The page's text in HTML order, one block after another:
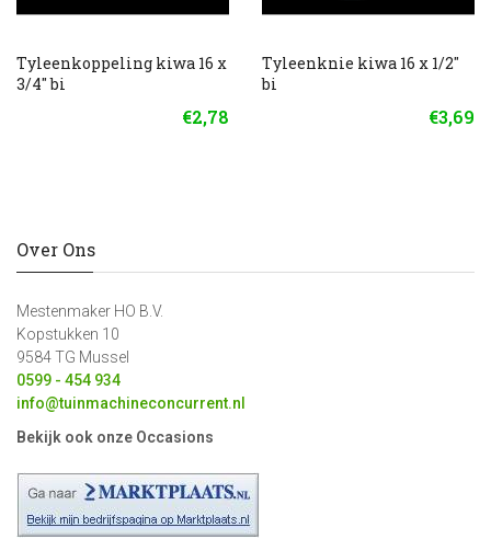
Tyleenkoppeling kiwa 16 x
3/4" bi
€2,78
Tyleenknie kiwa 16 x 1/2"
bi
€3,69
Over Ons
Mestenmaker HO B.V.
Kopstukken 10
9584 TG Mussel
0599 - 454 934
info@tuinmachineconcurrent.nl
Bekijk ook onze Occasions